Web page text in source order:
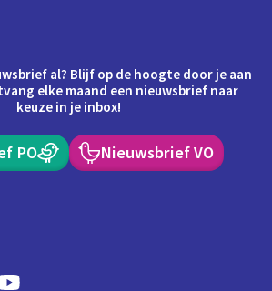
al? Blijf op de hoogte door je aan
elke maand een nieuwsbrief naar
keuze in je inbox!
PO Nieuwsbrief VO